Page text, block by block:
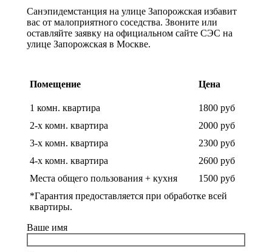
Санэпидемстанция на улице Запорожская избавит
вас от малоприятного соседства. Звоните или
оставляйте заявку на официальном сайте СЭС на
улице Запорожская в Москве.
Помещение Цена
1 комн. квартира
1800 руб
2-х комн. квартира
2000 руб
3-х комн. квартира
2300 руб
4-х комн. квартира
2600 руб
Места общего пользования + кухня
1500 руб
*Гарантия предоставляется при обработке всей
квартиры.
Ваше имя